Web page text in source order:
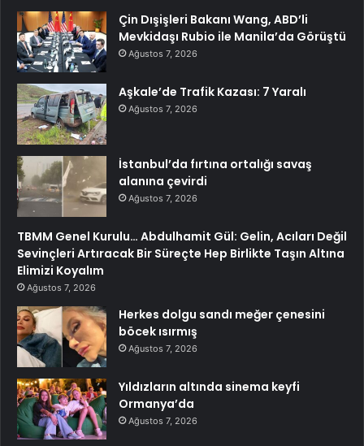
Çin Dışişleri Bakanı Wang, ABD’li
Mevkidaşı Rubio ile Manila’da Görüştü
Ağustos 7, 2026
Aşkale’de Trafik Kazası: 7 Yaralı
Ağustos 7, 2026
İstanbul’da fırtına ortalığı savaş
alanına çevirdi
Ağustos 7, 2026
TBMM Genel Kurulu… Abdulhamit Gül: Gelin, Acıları Değil
Sevinçleri Artıracak Bir Süreçte Hep Birlikte Taşın Altına
Elimizi Koyalım
Ağustos 7, 2026
Herkes dolgu sandı meğer çenesini
böcek ısırmış
Ağustos 7, 2026
Yıldızların altında sinema keyfi
Ormanya’da
Ağustos 7, 2026